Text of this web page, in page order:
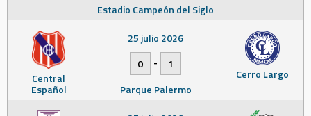
Estadio Campeón del Siglo
Central
Español
Cerro Largo
25 julio 2026
0
-
1
Parque Palermo